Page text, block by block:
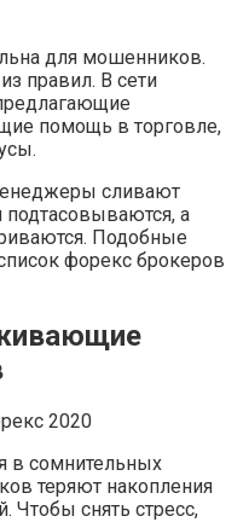
для мошенников.
правил. В сети
помощь в торговле,
сливают
а
Подобные
форекс брокеров
в сомнительных
теряют накопления
Чтобы снять стресс,